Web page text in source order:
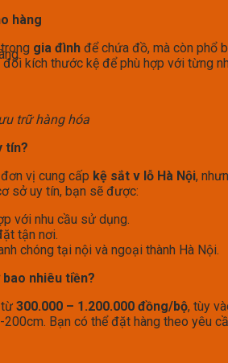
hàng
gia đình để chứa đồ, mà còn phổ
kích thước kệ để phù hợp với từng
trữ hàng hóa
tín?
vị cung cấp kệ sắt v lỗ Hà Nội,
sở uy tín, bạn sẽ được:
với nhu cầu sử dụng.
tận nơi.
chóng tại nội và ngoại thành Hà Nội.
nhiêu tiền?
300.000 – 1.200.000 đồng/bộ, tùy
Bạn có thể đặt hàng theo yêu